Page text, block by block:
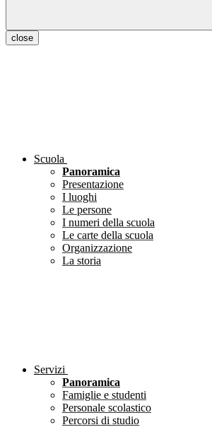
close
Scuola
Panoramica
Presentazione
I luoghi
Le persone
I numeri della scuola
Le carte della scuola
Organizzazione
La storia
Servizi
Panoramica
Famiglie e studenti
Personale scolastico
Percorsi di studio